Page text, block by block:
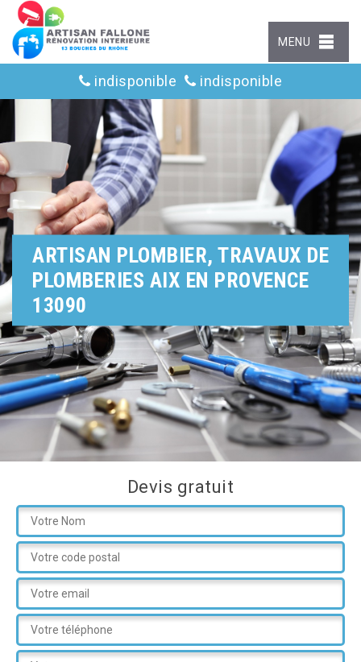
MENU
indisponible indisponible
ARTISAN PLOMBIER, TRAVAUX DE
PLOMBERIES AIX EN PROVENCE
13090
Devis gratuit